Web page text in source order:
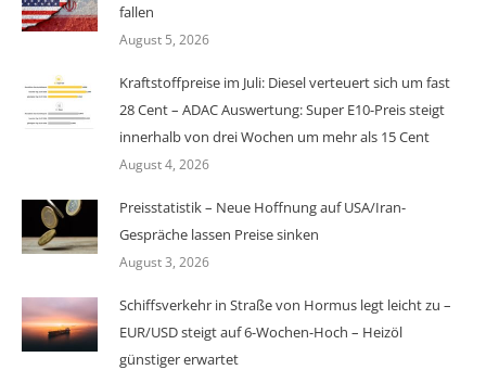
fallen
August 5, 2026
Kraftstoffpreise im Juli: Diesel verteuert sich um fast
28 Cent – ADAC Auswertung: Super E10-Preis steigt
innerhalb von drei Wochen um mehr als 15 Cent
August 4, 2026
Preisstatistik – Neue Hoffnung auf USA/Iran-
Gespräche lassen Preise sinken
August 3, 2026
Schiffsverkehr in Straße von Hormus legt leicht zu –
EUR/USD steigt auf 6-Wochen-Hoch – Heizöl
günstiger erwartet